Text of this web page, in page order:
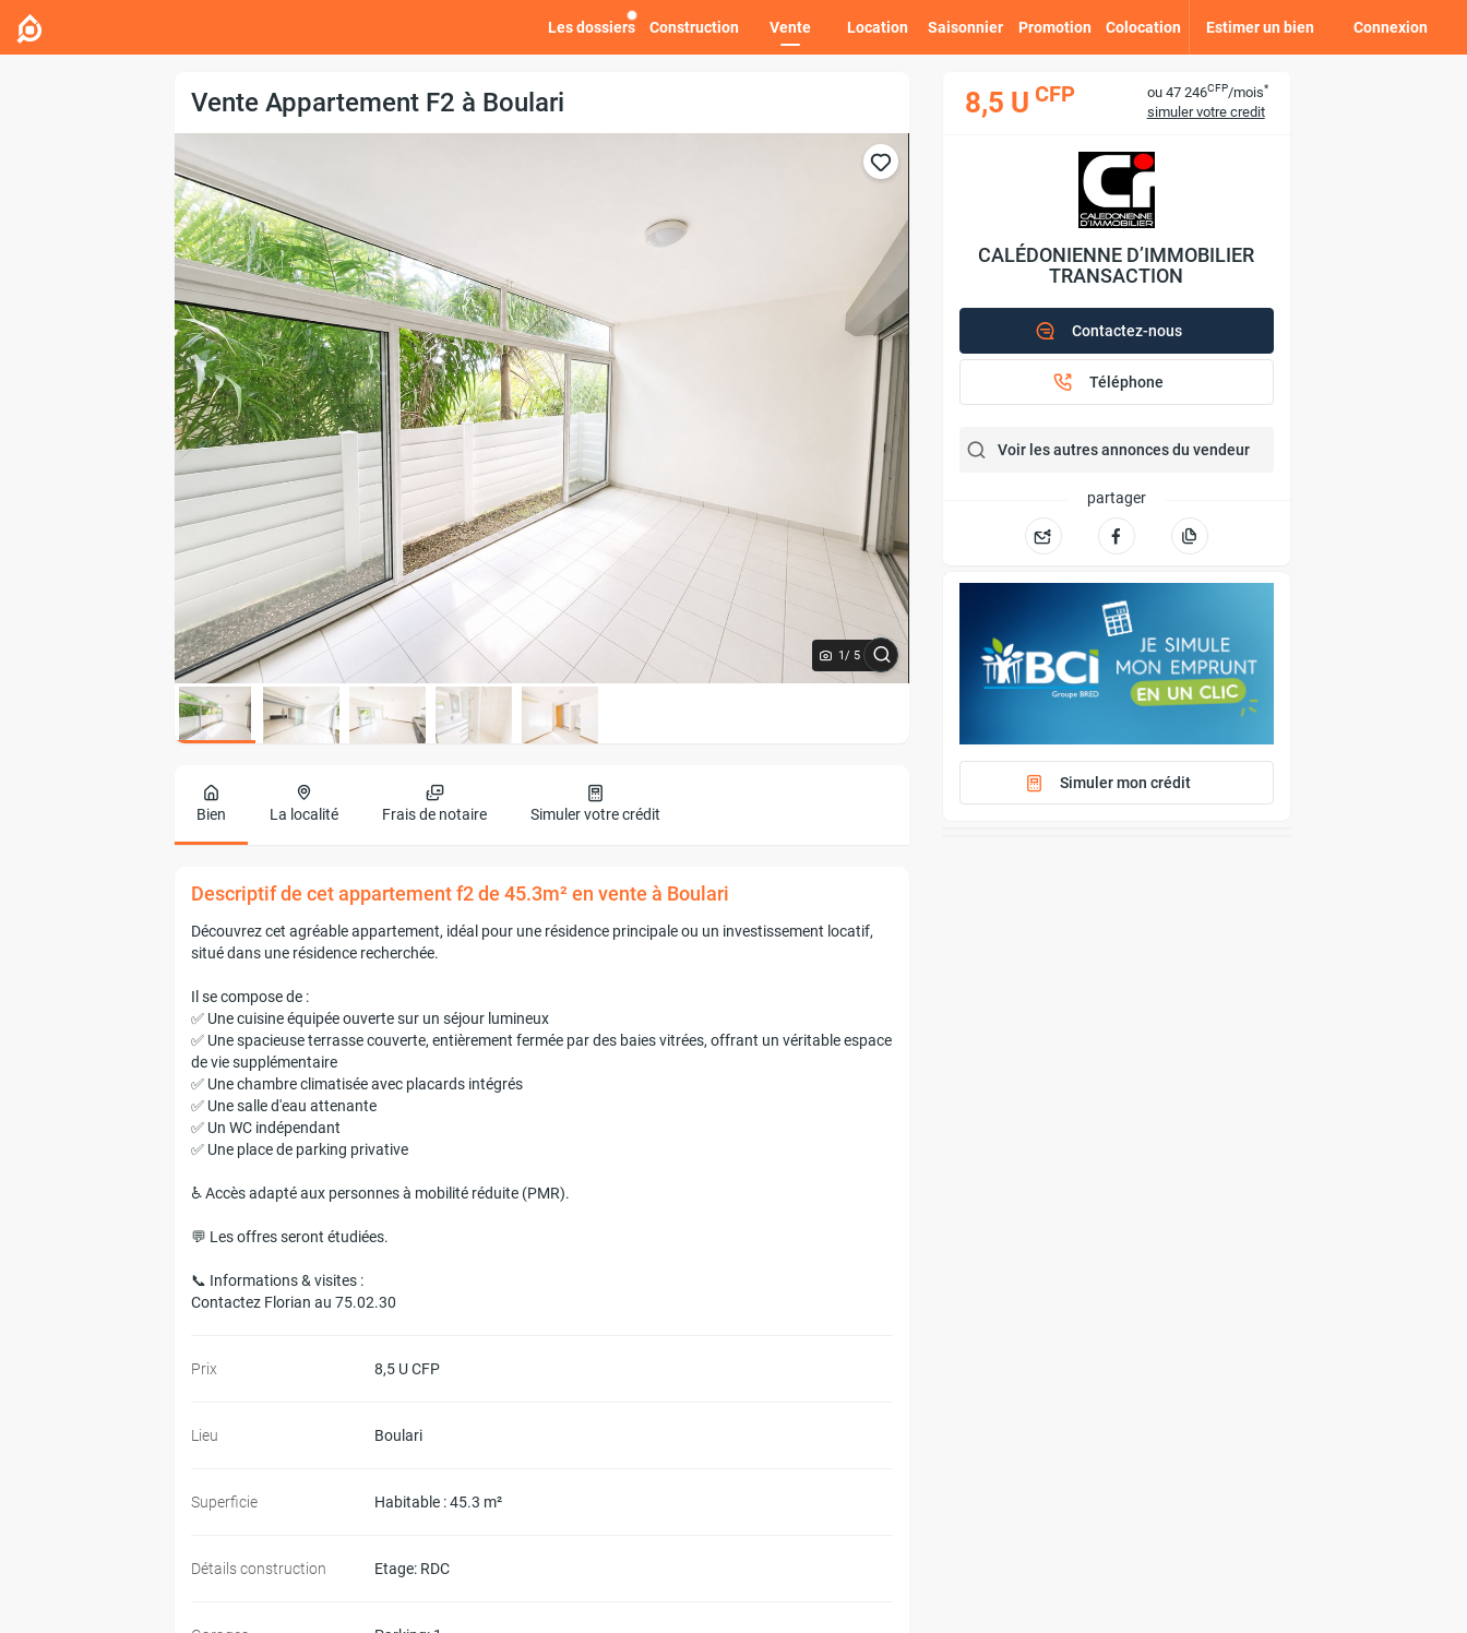
Estimer un bien Connexion
Les dossiers Construction Vente Location Saisonnier Promotion Colocation
Vente Appartement F2 à Boulari
1/ 5
Bien La localité Frais de notaire Simuler votre crédit
Descriptif de cet appartement f2 de 45.3m² en vente à Boulari
Découvrez cet agréable appartement, idéal pour une résidence principale ou un investissement locatif,
situé dans une résidence recherchée.
Il se compose de :
✅ Une cuisine équipée ouverte sur un séjour lumineux
✅ Une spacieuse terrasse couverte, entièrement fermée par des baies vitrées, offrant un véritable espace
de vie supplémentaire
✅ Une chambre climatisée avec placards intégrés
✅ Une salle d'eau attenante
✅ Un WC indépendant
✅ Une place de parking privative
♿ Accès adapté aux personnes à mobilité réduite (PMR).
💬 Les offres seront étudiées.
📞 Informations & visites :
Contactez Florian au 75.02.30
Prix 8,5 U CFP
Lieu Boulari
Superficie Habitable : 45.3 m²
Détails construction Etage: RDC
8,5 U CFP ou 47 246CFP/mois*
simuler votre credit
CALÉDONIENNE D’IMMOBILIER
TRANSACTION
Contactez-nous
Téléphone
Voir les autres annonces du vendeur
partager
Simuler mon crédit